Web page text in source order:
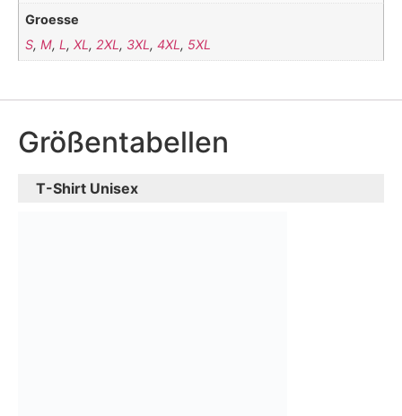
Groesse
S,M,L ,XL , 2XL , 3XL ,4XL , 5XL
Größentabellen
T-Shirt Unisex